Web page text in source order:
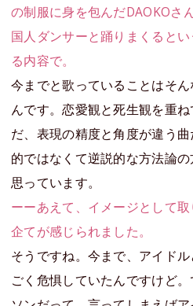
の制服に身を包んだDAOKOさ
国人ダンサーと踊りまくると
る内容で。
今までと歌っていることはそ
んです。恋愛観と死生観を重
だ、表現の精度と角度が違う
的ではなくて逆説的な方法論
思っています。
ーーあえて、イメージとして
企てが感じられました。
そうですね。今まで、アイド
ごく危惧していたんですけど